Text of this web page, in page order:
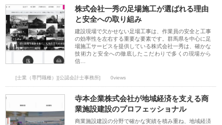
株式会社一秀の足場施工が選ばれる理由
と安全への取り組み
建設現場で欠かせない足場工事は、作業員の安全と工事
の効率性を左右する重要な要素です。群馬県を中心に足
場施工サービスを提供している株式会社一秀は、確かな
技術力と安全への徹底したこだわりで多くの現場から
信…
[士業（専門職種）][公認会計士事務所] 0views
寺本企業株式会社が地域経済を支える商
業施設建設のプロフェッショナル
商業施設建設の分野で確かな実績を積み重ね、地域経済